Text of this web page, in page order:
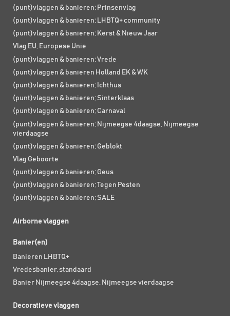
(punt)vlaggen & banieren; Prinsenvlag
(punt)vlaggen & banieren; LHBTQ+ community
(punt)vlaggen & banieren; Kerst & Nieuw Jaar
Vlag EU, Europese Unie
(punt)vlaggen & banieren; Vrede
(punt)vlaggen & banieren Holland EK & WK
(punt)vlaggen & banieren; Ichthus
(punt)vlaggen & banieren; Sinterklaas
(punt)vlaggen & banieren; Carnaval
(punt)vlaggen & banieren; Nijmeegse 4daagse, Nijmeegse
vierdaagse
(punt)vlaggen & banieren; Geblokt
Vlag Geboorte
(punt)vlaggen & banieren; Geus
(punt)vlaggen & banieren; Tegen Pesten
(punt)vlaggen & banieren; SALE
Airborne vlaggen
Banier(en)
Banieren LHBTQ+
Vredesbanier, standaard
Banier Nijmeegse 4daagse, Nijmeegse vierdaagse
Decoratieve vlaggen